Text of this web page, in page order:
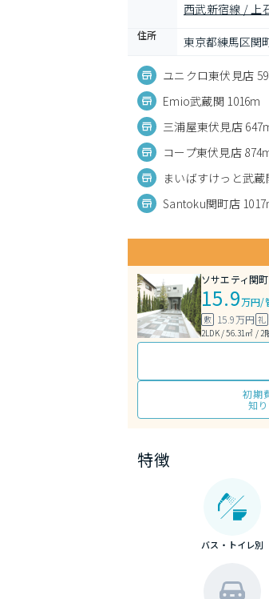
西武新宿線 / 上
住所 東京都練馬区関
ユニクロ東伏見店
Emio武蔵関 1016m
三浦屋東伏見店
コープ東伏見店
まいばすけっと武
Santoku関町店
ソサエティ関町
15.9万円/
敷 15.9万円 礼
2LDK / 56.31㎡ / 2
初期
知
特徴
バス・トイレ別